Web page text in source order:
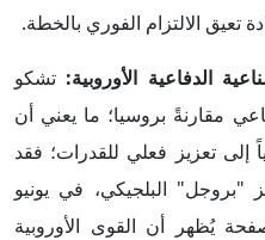
تعيق الالتزام الفوري بالخطة.
تشكو
مقارنةً بروسيا؛ ما يعني أن
إلى تعزيز فعلي للقدرات؛ فقد
"بروجل" البلجيكي، في يونيو
يُظهر أن القوى الأوروبية